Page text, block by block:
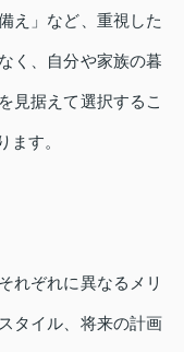
え」など、重視した
く、自分や家族の暮
見据えて選択するこ
ます。
れぞれに異なるメリ
タイル、将来の計画